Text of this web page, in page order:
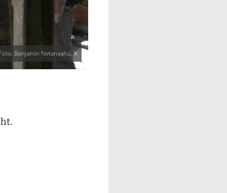
Benjamin Netanyahu, X